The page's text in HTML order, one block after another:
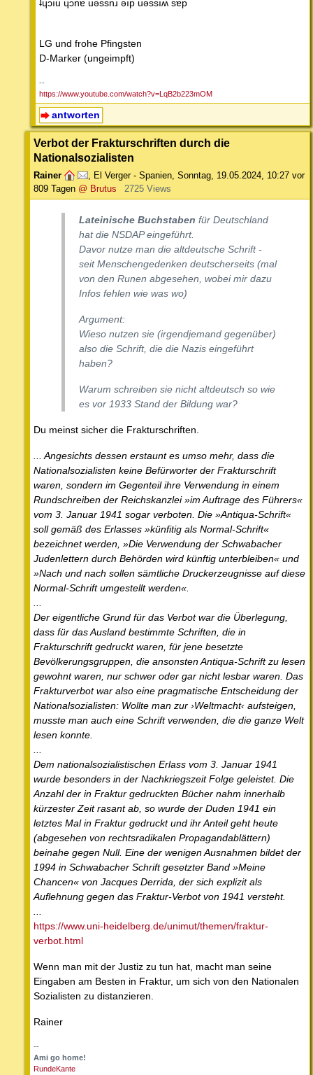
ʇɥɔıu ɥɔnɐ uǝssnɹ ǝıp uǝssıʍ sɐp
LG und frohe Pfingsten
D-Marker (ungeimpft)
--
https://www.youtube.com/watch?v=LqB2b223mOM
antworten
Verbot der Frakturschriften durch die
Nationalsozialisten
Rainer , El Verger - Spanien, Sonntag, 19.05.2024, 10:27 vor
809 Tagen @ Brutus 2725 Views
Lateinische Buchstaben für Deutschland
hat die NSDAP eingeführt.
Davor nutze man die altdeutsche Schrift -
seit Menschengedenken deutscherseits (mal
von den Runen abgesehen, wobei mir dazu
Infos fehlen wie was wo)
Argument:
Wieso nutzen sie (irgendjemand gegenüber)
also die Schrift, die die Nazis eingeführt
haben?
Warum schreiben sie nicht altdeutsch so wie
es vor 1933 Stand der Bildung war?
Du meinst sicher die Frakturschriften.
... Angesichts dessen erstaunt es umso mehr, dass die
Nationalsozialisten keine Befürworter der Frakturschrift
waren, sondern im Gegenteil ihre Verwendung in einem
Rundschreiben der Reichskanzlei »im Auftrage des Führers«
vom 3. Januar 1941 sogar verboten. Die »Antiqua-Schrift«
soll gemäß des Erlasses »künfitig als Normal-Schrift«
bezeichnet werden, »Die Verwendung der Schwabacher
Judenlettern durch Behörden wird künftig unterbleiben« und
»Nach und nach sollen sämtliche Druckerzeugnisse auf diese
Normal-Schrift umgestellt werden«.
...
Der eigentliche Grund für das Verbot war die Überlegung,
dass für das Ausland bestimmte Schriften, die in
Frakturschrift gedruckt waren, für jene besetzte
Bevölkerungsgruppen, die ansonsten Antiqua-Schrift zu lesen
gewohnt waren, nur schwer oder gar nicht lesbar waren. Das
Frakturverbot war also eine pragmatische Entscheidung der
Nationalsozialisten: Wollte man zur ›Weltmacht‹ aufsteigen,
musste man auch eine Schrift verwenden, die die ganze Welt
lesen konnte.
...
Dem nationalsozialistischen Erlass vom 3. Januar 1941
wurde besonders in der Nachkriegszeit Folge geleistet. Die
Anzahl der in Fraktur gedruckten Bücher nahm innerhalb
kürzester Zeit rasant ab, so wurde der Duden 1941 ein
letztes Mal in Fraktur gedruckt und ihr Anteil geht heute
(abgesehen von rechtsradikalen Propagandablättern)
beinahe gegen Null. Eine der wenigen Ausnahmen bildet der
1994 in Schwabacher Schrift gesetzter Band »Meine
Chancen« von Jacques Derrida, der sich explizit als
Auflehnung gegen das Fraktur-Verbot von 1941 versteht.
...
https://www.uni-heidelberg.de/unimut/themen/fraktur-
verbot.html
Wenn man mit der Justiz zu tun hat, macht man seine
Eingaben am Besten in Fraktur, um sich von den Nationalen
Sozialisten zu distanzieren.
Rainer
--
Ami go home!
RundeKante